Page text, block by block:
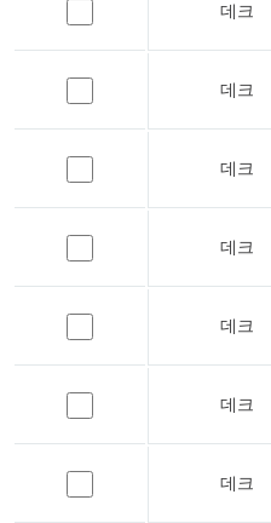
데크
데크
데크
데크
데크
데크
데크